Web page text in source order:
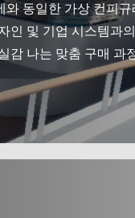
동일한 가상 컨피
인 및 기업 시스템과
감 나는 맞춤 구매 과